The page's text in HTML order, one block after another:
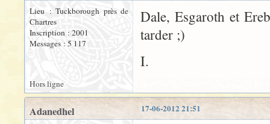
Lieu : Tuckborough près de
Chartres
Inscription : 2001
Messages : 5 117
Dale, Esgaroth et
tarder ;)
I.
Hors ligne
17-06-2012 21:51
Adanedhel